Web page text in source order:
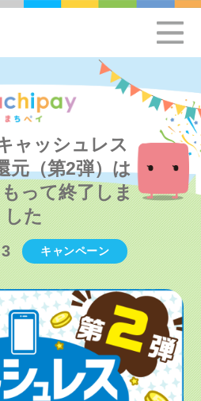
ャッシュレス
元（第2弾）は
って終了しま
した
キャンペーン